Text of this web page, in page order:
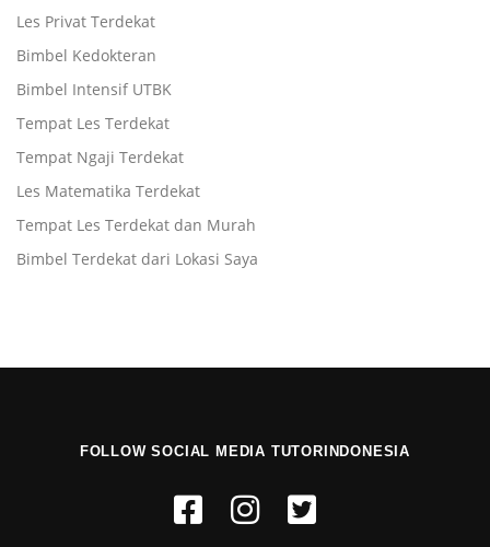
Les Privat Terdekat
Bimbel Kedokteran
Bimbel Intensif UTBK
Tempat Les Terdekat
Tempat Ngaji Terdekat
Les Matematika Terdekat
Tempat Les Terdekat dan Murah
Bimbel Terdekat dari Lokasi Saya
FOLLOW SOCIAL MEDIA TUTORINDONESIA